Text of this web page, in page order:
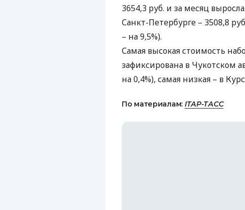
3654,3 руб. и за месяц
Санкт-Петербурге – 3508,8
– на 9,5%).
Самая высокая стоимость
зафиксирована в Чукотском
на 0,4%), самая низкая – в
По материалам: ІТАР-ТАСС